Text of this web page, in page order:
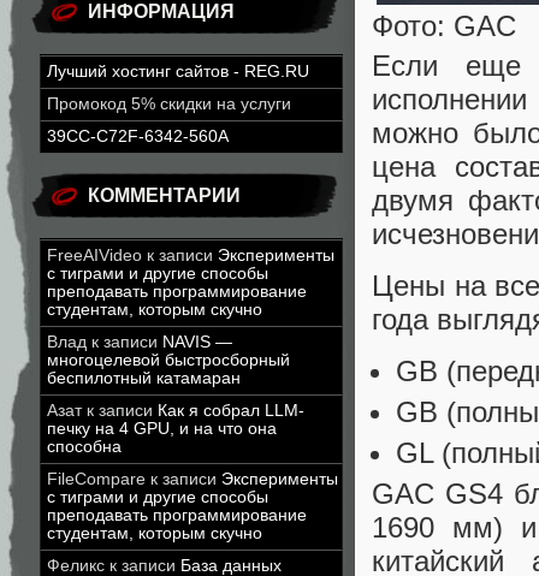
ИНФОРМАЦИЯ
Лучший хостинг сайтов - REG.RU
Промокод 5% скидки на услуги
39CC-C72F-6342-560A
КОММЕНТАРИИ
FreeAIVideo к записи Эксперименты
с тиграми и другие способы
преподавать программирование
студентам, которым скучно
Влад к записи NAVIS —
многоцелевой быстросборный
беспилотный катамаран
Азатк записи Как я собрал LLM-
печку на 4 GPU, и на что она
способна
FileCompare к записи Эксперименты
с тиграми и другие способы
преподавать программирование
студентам, которым скучно
Феликс к записи База данных
Фото: GAC
Если еще
можно
цена
двумя
Цены на
года
GB
GB
GL
GAC GS4
1690 мм) и
китайский